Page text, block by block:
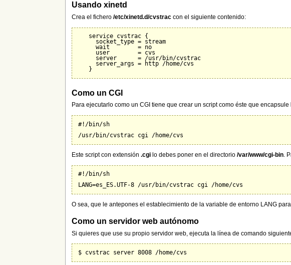
Usando xinetd
Crea el fichero/etc/xinetd.d/cvstrac con el siguiente contenido:
   service cvstrac {
     socket_type = stream
     wait        = no
     user        = cvs
     server      = /usr/bin/cvstrac
     server_args = http /home/cvs
Como un CGI
Para ejecutarlo como un CGI tiene que crear un script como éste que
#!/bin/sh
Este script con extensión.cgi lo debes poner en el directorio/var/www/cgi-bin .
#!/bin/sh
O sea, que le antepones el establecimiento de la variable de entorno LANG
Como un servidor web autónomo
Si quieres que use su propio servidor web, ejecuta la línea de comando